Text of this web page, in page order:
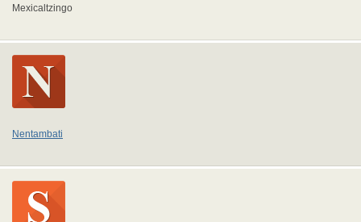
Mexicaltzingo
Nentambati